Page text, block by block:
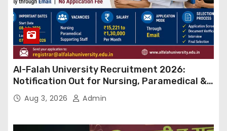
Al-Falah University Recruitment 2026:
Notification Out for Nursing, Paramedical &
Supporting Staff Posts, Apply Through Email
Aug 3, 2026 Admin